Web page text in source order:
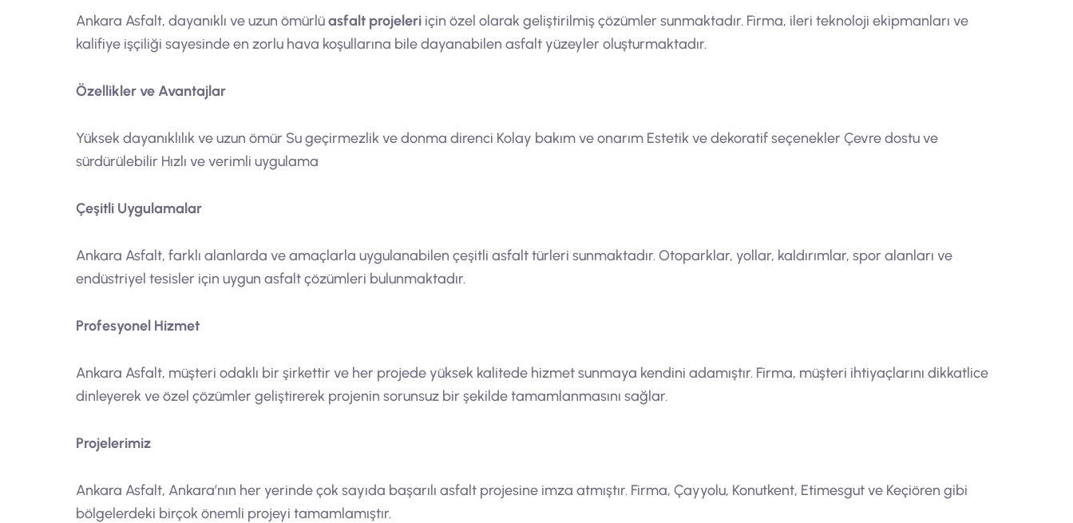
Ankara Asfalt, dayanıklı ve uzun ömürlüasfalt projeleriiçin özel olarak geliştirilmiş çözümler sunmaktadır. Firma, ileri teknoloji ekipmanları ve
kalifiye işçiliği sayesinde en zorlu hava koşullarına bile dayanabilen asfalt yüzeyler oluşturmaktadır.
Özellikler ve Avantajlar
Yüksek dayanıklılık ve uzun ömür Su geçirmezlik ve donma direnci Kolay bakım ve onarım Estetik ve dekoratif seçenekler Çevre dostu ve
sürdürülebilir Hızlı ve verimli uygulama
Çeşitli Uygulamalar
Ankara Asfalt, farklı alanlarda ve amaçlarla uygulanabilen çeşitli asfalt türleri sunmaktadır. Otoparklar, yollar, kaldırımlar, spor alanları ve
endüstriyel tesisler için uygun asfalt çözümleri bulunmaktadır.
Profesyonel Hizmet
Ankara Asfalt, müşteri odaklı bir şirkettir ve her projede yüksek kalitede hizmet sunmaya kendini adamıştır. Firma, müşteri ihtiyaçlarını dikkatlice
dinleyerek ve özel çözümler geliştirerek projenin sorunsuz bir şekilde tamamlanmasını sağlar.
Projelerimiz
Ankara Asfalt, Ankara’nın her yerinde çok sayıda başarılı asfalt projesine imza atmıştır. Firma, Çayyolu, Konutkent, Etimesgut ve Keçiören gibi
bölgelerdeki birçok önemli projeyi tamamlamıştır.